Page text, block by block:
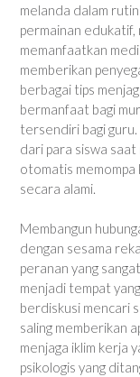
melanda dalam
permainan edukatif,
memanfaatkan
memberikan
berbagai tips
bermanfaat bagi
tersendiri bagi
dari para siswa saat
otomatis memompa
secara alami.
Membangun
dengan sesama
peranan yang
menjadi tempat
berdiskusi mencari
saling memberikan
menjaga iklim kerja
psikologis yang